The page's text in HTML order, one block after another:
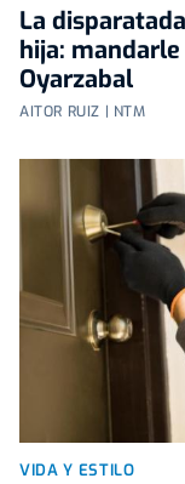
La
hija:
Oyarzabal
AITOR RUIZ | NTM
VIDA Y ESTILO